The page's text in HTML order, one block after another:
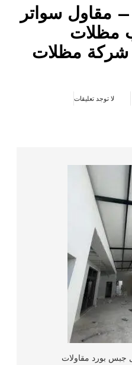
مقاول سواتر
مظلات
مظلات
لا توجد تعليقات
جبس بورد مقاولات